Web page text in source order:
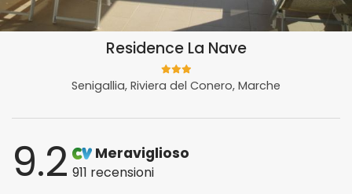
Residence La Nave
Senigallia, Riviera del Conero, Marche
9.2 Meraviglioso
911 recensioni